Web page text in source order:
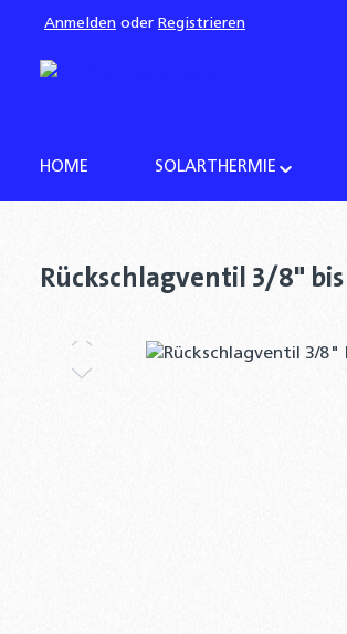
Zur Hauptnavigation springen
Anmelden oder Registrieren
HOME SOLARTHERMIE
Rückschlagventil 3/8" bis
Bildergalerie überspringen